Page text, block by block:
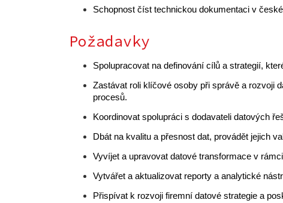
Schopnost číst technickou dokumentaci v
Požadavky
Spolupracovat na definování cílů a strategií,
Zastávat roli klíčové osoby při správě a rozvoji
procesů.
Koordinovat spolupráci s dodavateli datových
Dbát na kvalitu a přesnost dat, provádět jejich
Vyvíjet a upravovat datové transformace v
Vytvářet a aktualizovat reporty a analytické
Přispívat k rozvoji firemní datové strategie a